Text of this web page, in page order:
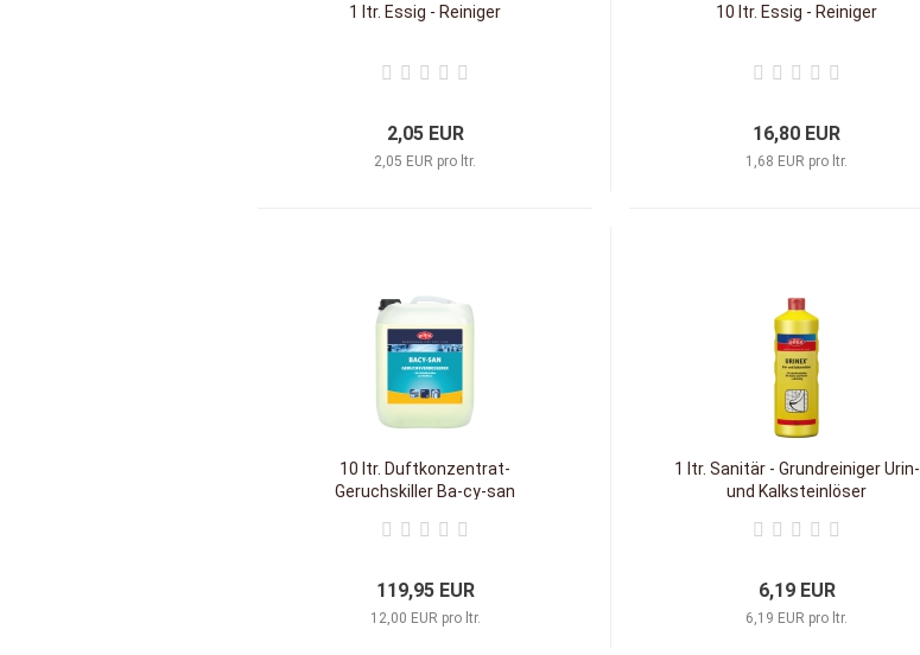
1 ltr. Essig - Reiniger
2,05 EUR
2,05 EUR pro ltr.
10 ltr. Essig - Reiniger
16,80 EUR
1,68 EUR pro ltr.
10 ltr. Duftkonzentrat-
Geruchskiller Ba-cy-san
119,95 EUR
12,00 EUR pro ltr.
1 ltr. Sanitär - Grundreiniger Urin-
und Kalksteinlöser
6,19 EUR
6,19 EUR pro ltr.